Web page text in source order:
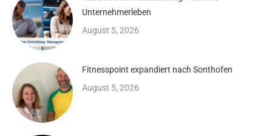
Unternehmerleben
August 5, 2026
Fitnesspoint expandiert nach Sonthofen
August 5, 2026